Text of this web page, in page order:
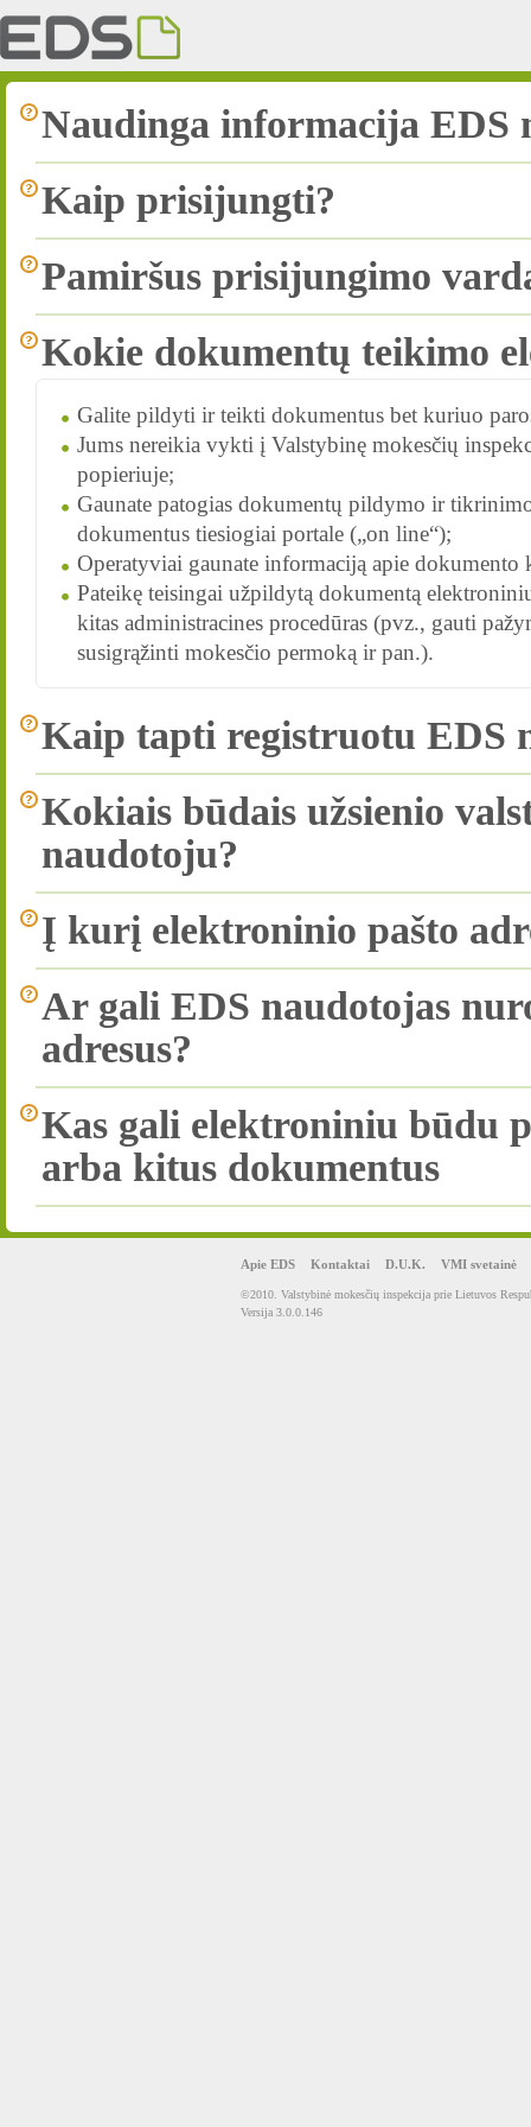
Naudinga informacija EDS
Kaip prisijungti?
Pamiršus prisijungimo
Kokie dokumentų teikimo
Galite pildyti ir teikti dokumentus bet kuriuo
Jums nereikia vykti į Valstybinę mokesčių
popieriuje;
Gaunate patogias dokumentų pildymo ir
dokumentus tiesiogiai portale („on line“);
Operatyviai gaunate informaciją apie dokumento
Pateikę teisingai užpildytą dokumentą
kitas administracines procedūras (pvz., gauti
susigrąžinti mokesčio permoką ir pan.).
Kaip tapti registruotu EDS
Kokiais būdais užsienio
naudotoju?
Į kurį elektroninio pašto
Ar gali EDS naudotojas
adresus?
Kas gali elektroniniu būdu
arba kitus dokumentus
Apie EDS Kontaktai D.U.K. VMI svetainė
©2010. Valstybinė mokesčių inspekcija prie Lietuvos
Versija 3.0.0.146